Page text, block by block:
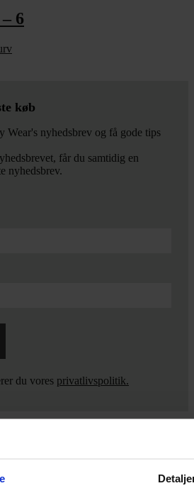
6
køb
Wear's nyhedsbrev og få gode tips
får du samtidig en
nyhedsbrev.
du vores privatlivspolitik.